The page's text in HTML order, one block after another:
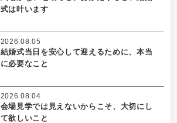
式は叶います
結婚式当日を安心して迎えるために、本当
に必要なこと
2026.08.05
会場見学では見えないからこそ、大切にし
て欲しいこと
2026.08.04